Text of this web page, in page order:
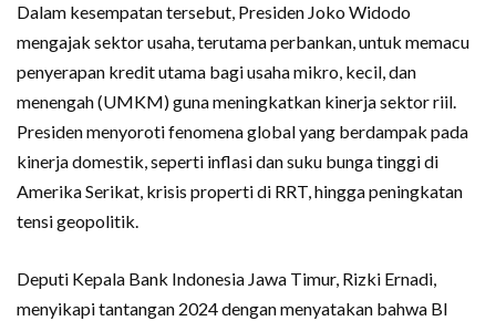
Dalam kesempatan tersebut, Presiden Joko Widodo
mengajak sektor usaha, terutama perbankan, untuk memacu
penyerapan kredit utama bagi usaha mikro, kecil, dan
menengah (UMKM) guna meningkatkan kinerja sektor riil.
Presiden menyoroti fenomena global yang berdampak pada
kinerja domestik, seperti inflasi dan suku bunga tinggi di
Amerika Serikat, krisis properti di RRT, hingga peningkatan
tensi geopolitik.
Deputi Kepala Bank Indonesia Jawa Timur, Rizki Ernadi,
menyikapi tantangan 2024 dengan menyatakan bahwa BI